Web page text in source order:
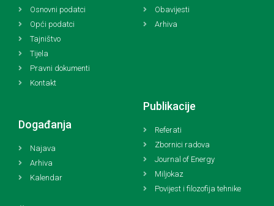
Osnovni podatci
Opći podatci
Tajništvo
Tijela
Pravni dokumenti
Kontakt
Obavijesti
Arhiva
Događanja
Najava
Arhiva
Kalendar
Publikacije
Referati
Zbornici radova
Journal of Energy
Miljokaz
Povijest i filozofija tehnike